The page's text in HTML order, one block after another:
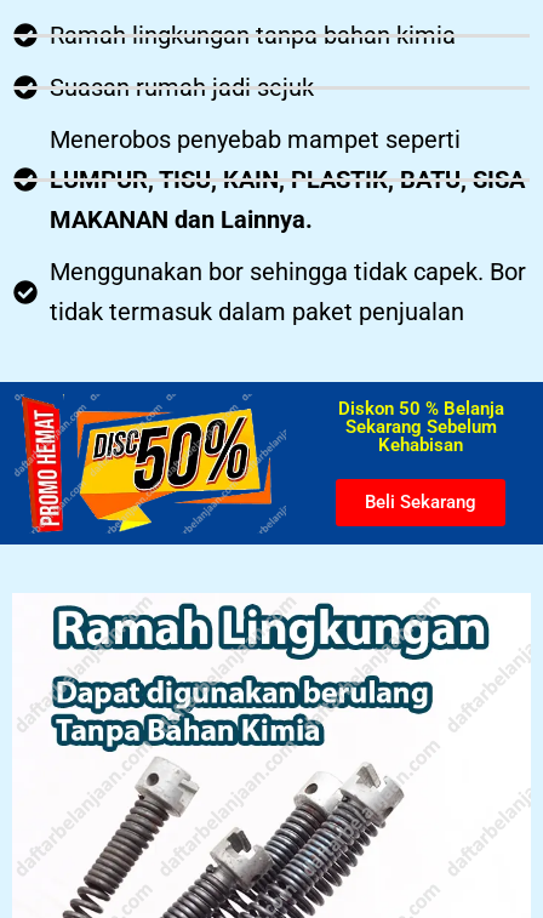
Ramah lingkungan tanpa bahan kimia
Suasan rumah jadi sejuk
Menerobos penyebab mampet seperti
LUMPUR, TISU, KAIN, PLASTIK, BATU, SISA
MAKANAN dan Lainnya.
Menggunakan bor sehingga tidak capek. Bor
tidak termasuk dalam paket penjualan
Diskon 50 % Belanja
Sekarang Sebelum
Kehabisan​
Beli Sekarang